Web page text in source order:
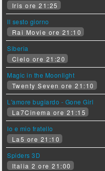
Iris ore 21:25
Il sesto giorno
Rai Movie ore 21:10
Siberia
Cielo ore 21:20
Magic in the Moonlight
Twenty Seven ore 21:10
L'amore bugiardo - Gone Girl
La7Cinema ore 21:15
Io e mio fratello
La5 ore 21:10
Spiders 3D
Italia 2 ore 21:00